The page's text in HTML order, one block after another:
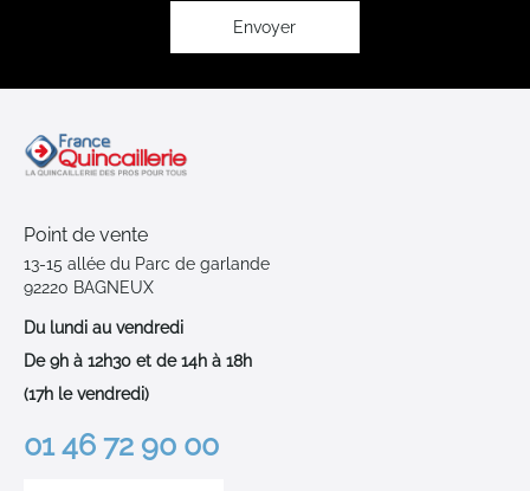
Envoyer
Point de vente
13-15 allée du Parc de garlande
92220 BAGNEUX
Du lundi au vendredi
De 9h à 12h30 et de 14h à 18h
(17h le vendredi)
01 46 72 90 00